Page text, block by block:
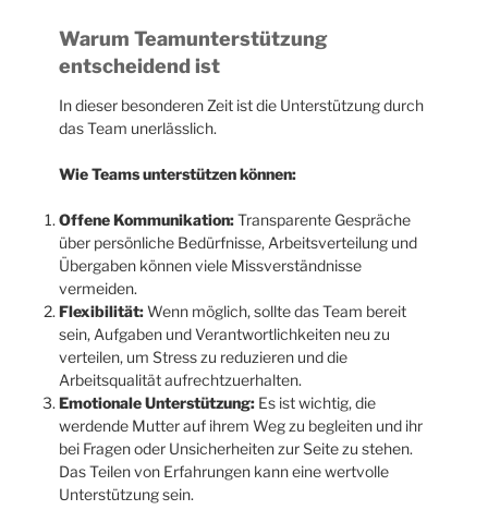
Warum Teamunterstützung
entscheidend ist
In dieser besonderen Zeit ist die Unterstützung durch
das Team unerlässlich.
Wie Teams unterstützen können:
Offene Kommunikation:Transparente Gespräche
über persönliche Bedürfnisse, Arbeitsverteilung und
Übergaben können viele Missverständnisse
vermeiden.
Flexibilität:Wenn möglich, sollte das Team bereit
sein, Aufgaben und Verantwortlichkeiten neu zu
verteilen, um Stress zu reduzieren und die
Arbeitsqualität aufrechtzuerhalten.
Emotionale Unterstützung: Es ist wichtig, die
werdende Mutter auf ihrem Weg zu begleiten und ihr
bei Fragen oder Unsicherheiten zur Seite zu stehen.
Das Teilen von Erfahrungen kann eine wertvolle
Unterstützung sein.